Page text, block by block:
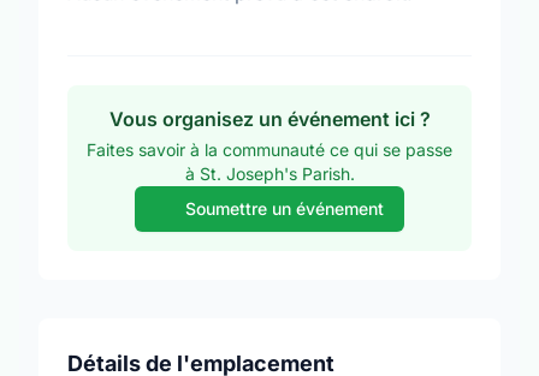
Vous organisez un événement ici ?
Faites savoir à la communauté ce qui se passe
à St. Joseph's Parish.
Soumettre un événement
Détails de l'emplacement